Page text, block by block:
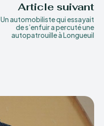
Article suivant
Un automobiliste qui essayait
de s’enfuir a percuté une
autopatrouille à Longueuil